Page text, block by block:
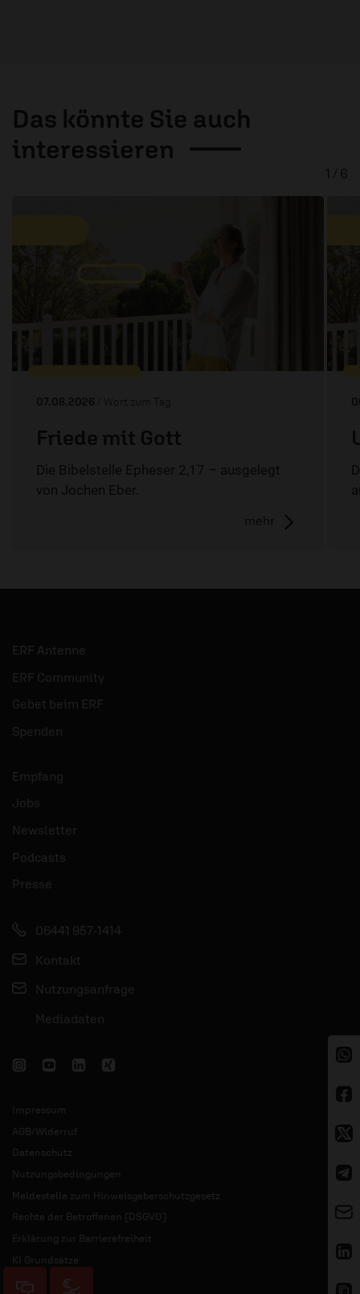
Das könnte Sie auch
interessieren
07.08.2026 / Wort zum Tag
Friede mit Gott
Die Bibelstelle Epheser 2,17 – ausgelegt
von Jochen Eber.
mehr
1 / 6
ERF Antenne
ERF Community
Gebet beim ERF
Spenden
Empfang
Jobs
Newsletter
Podcasts
Presse
06441 957-1414
Kontakt
Nutzungsanfrage
Mediadaten
Impressum
AGB/Widerruf
Datenschutz
Nutzungsbedingungen
Meldestelle zum Hinweisgeberschutzgesetz
Rechte der Betroffenen (DSGVO)
Erklärung zur Barrierefreiheit
KI Grundsätze